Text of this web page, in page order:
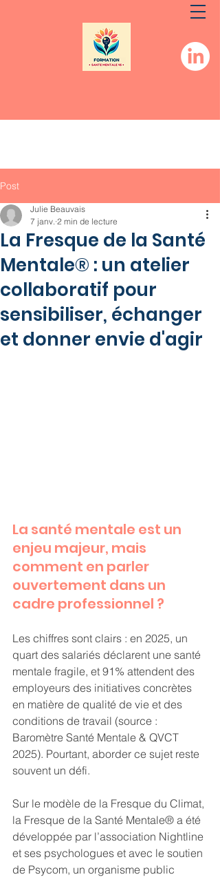
Post
La Fresque de la Santé
Mentale® : un atelier
collaboratif pour
sensibiliser, échanger
et donner envie d'agir
Julie Beauvais
7 janv. 2 min de lecture
La santé mentale est un
enjeu majeur, mais
comment en parler
ouvertement dans un
cadre professionnel ?
Les chiffres sont clairs : en 2025, un
quart des salariés déclarent une santé
mentale fragile, et 91% attendent des
employeurs des initiatives concrètes
en matière de qualité de vie et des
conditions de travail (source :
Baromètre Santé Mentale & QVCT
2025). Pourtant, aborder ce sujet reste
souvent un défi.
Sur le modèle de la Fresque du Climat,
la Fresque de la Santé Mentale® a été
développée par l’association Nightline
et ses psychologues et avec le soutien
de Psycom, un organisme public